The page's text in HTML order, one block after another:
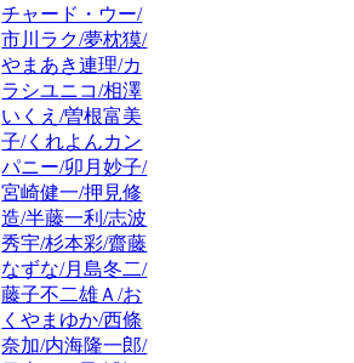
チャード・ウー/
市川ラク/夢枕獏/
やまあき連理/カ
ラシユニコ/相澤
いくえ/曽根富美
子/くれよんカン
パニー/卯月妙子/
宮崎健一/押見修
造/半藤一利/志波
秀宇/杉本彩/齋藤
なずな/月島冬二/
藤子不二雄Ａ/お
くやまゆか/西條
奈加/内海隆一郎/